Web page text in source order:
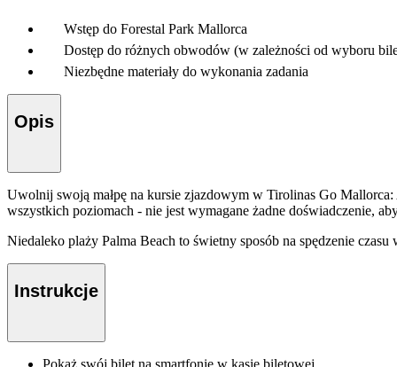
Wstęp do Forestal Park Mallorca
Dostęp do różnych obwodów (w zależności od wyboru
Niezbędne materiały do wykonania zadania
Opis
Uwolnij swoją małpę na kursie zjazdowym w Tirolinas Go
wszystkich poziomach - nie jest wymagane żadne doświadczenie,
Niedaleko plaży Palma Beach to świetny sposób na spędzenie
Instrukcje